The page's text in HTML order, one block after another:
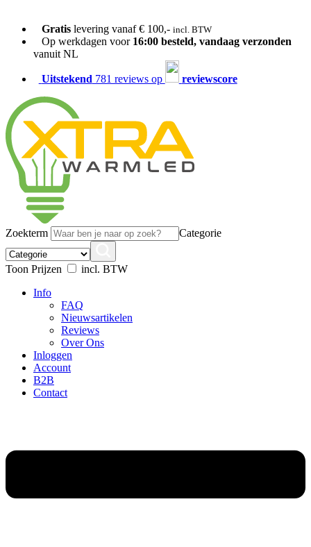
Gratislevering vanaf € 100,- incl. BTW
Op werkdagen voor 16:00 besteld, vandaag verzonden
vanuit NL
Uitstekend 781 reviews op reviewscore
Zoekterm Categorie
Toon Prijzen
incl. BTW
Info
FAQ
Nieuwsartikelen
Reviews
Over Ons
Inloggen
Account
B2B
Contact